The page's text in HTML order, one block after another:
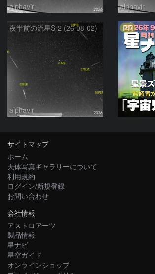
alphavir alphavir
夜半前の流星S-2 (26-08-02)
alphavir
PR
サイトマップ
ホーム
天体写真ギャラリーについて
利用規約
ログイン/新規登録
お問い合わせ
会社情報
アストロアーツ
製品情報
星ナビ
星空ガイド
オンラインショップ